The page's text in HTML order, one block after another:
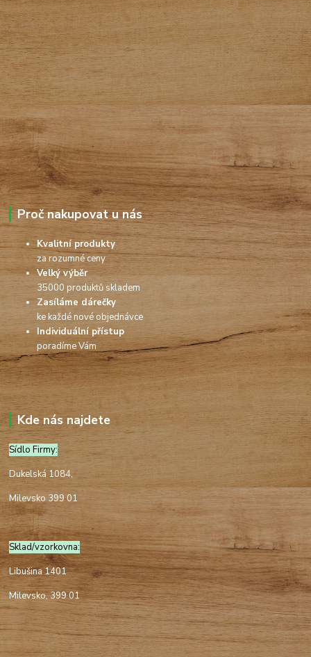
Proč nakupovat u nás
Kvalitní produkty
za rozumné ceny
Velký výběr
35000 produktů skladem
Zasíláme dárečky
ke každé nové objednávce
Individuální přístup
poradíme Vám
Kde nás najdete
Sídlo Firmy:
Dukelská 1084,
Milevsko 399 01
Sklad/vzorkovna:
Libušina 1401
Milevsko, 399 01